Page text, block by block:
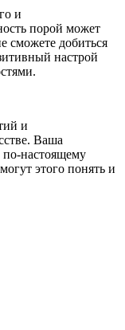
и
порой может
сможете добиться
настрой
и
Ваша
по-настоящему
этого понять и